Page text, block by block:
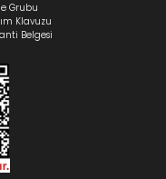
Grubu
Klavuzu
Belgesi